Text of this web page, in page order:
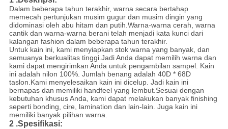
Dalam beberapa tahun terakhir, warna secara bertahap
memecah pertunjukan musim gugur dan musim dingin yang
didominasi oleh abu hitam dan putih.Warna-warna cerah, warna
cantik dan warna-warna berani telah menjadi kata kunci dari
kalangan fashion dalam beberapa tahun terakhir.
Untuk kain ini, kami menyiapkan stok warna yang banyak, dan
semuanya berkualitas tinggi.Jadi Anda dapat memilih warna dan
kami dapat mengirimkan Anda untuk pengambilan sampel. Kain
ini adalah nilon 100%. Jumlah benang adalah 40D * 68D
taslon.Kami menyelesaikan kain ini dicelup. Jadi kain ini
bernapas dan memiliki handfeel yang lembut.Sesuai dengan
kebutuhan khusus Anda, kami dapat melakukan banyak finishing
seperti bonding, cire, lamination dan lain-lain. Juga kain ini
memiliki banyak pilihan warna.
2 .Spesifikasi: